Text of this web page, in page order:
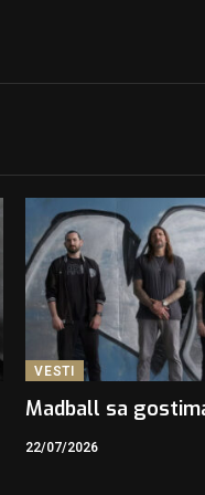
VESTI
Madball sa
22/07/2026